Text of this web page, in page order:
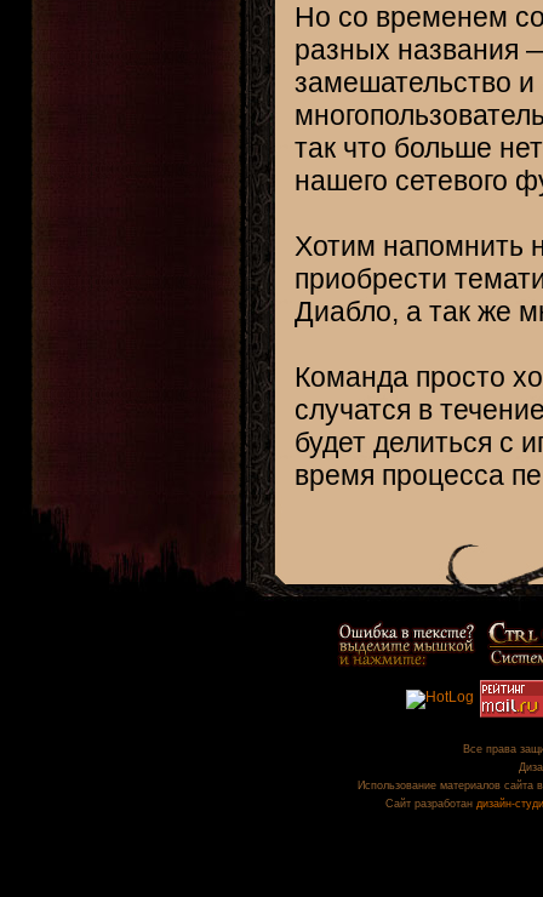
Но со временем
разных названия
замешательство
так что больше
нашего сетевого
Хотим напомнить
приобрести
Диабло, а так же
Команда просто
случатся в
будет делиться с
время процесса
Все права
Использование материалов сайта
Сайт разработан дизайн-